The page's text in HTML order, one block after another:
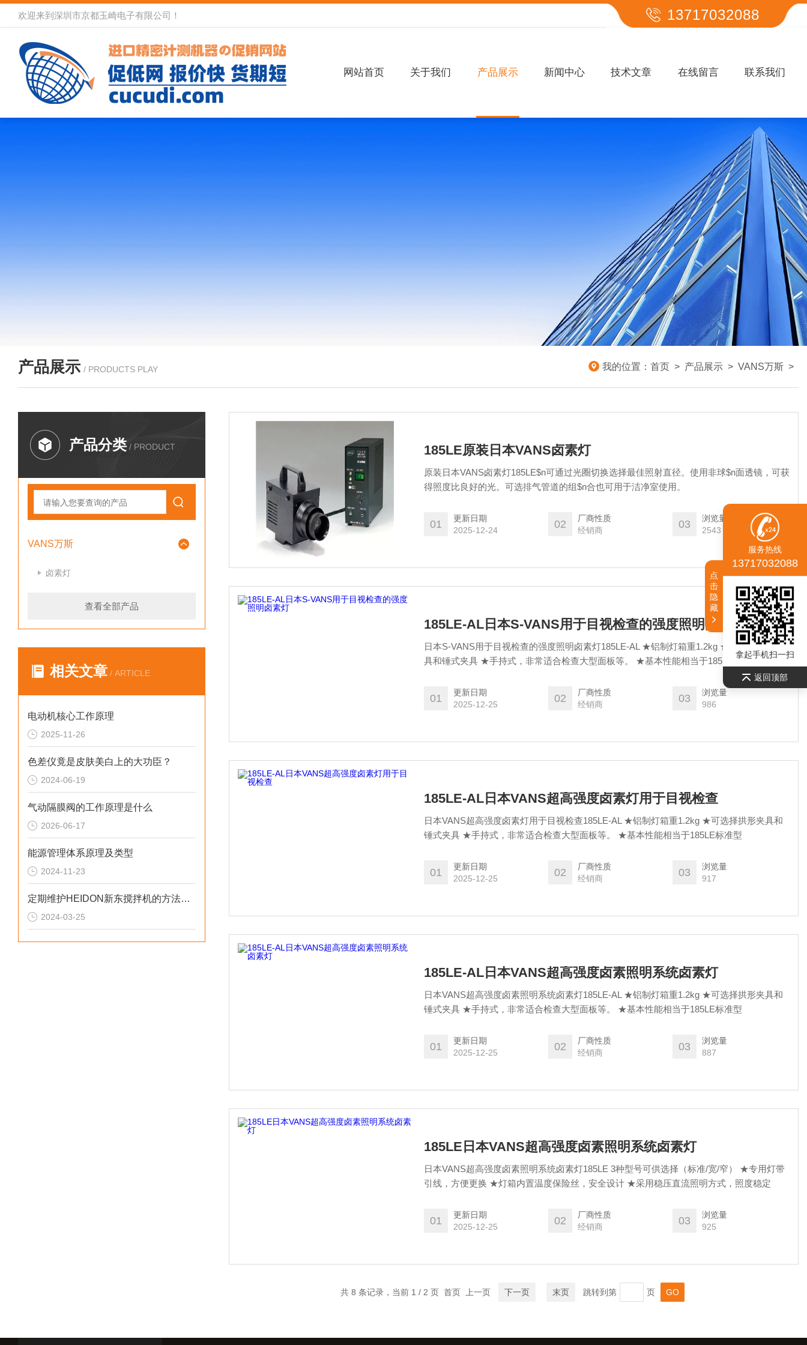
欢迎来到深圳市京都玉崎电子有限公司！ 13717032088
网站首页 关于我们 产品展示 新闻中心 技术文章 在线留言 联系我们
产品展示 / PRODUCTS PLAY 我的位置： 首页 > 产品展示 > VANS万斯 >
产品分类 / PRODUCT
VANS万斯
卤素灯
查看全部产品
相关文章 / ARTICLE
电动机核心工作原理
2025-11-26
色差仪竟是皮肤美白上的大功臣？
2024-06-19
气动隔膜阀的工作原理是什么
2026-06-17
能源管理体系原理及类型
2024-11-23
定期维护HEIDON新东搅拌机的方法详细说明
2024-03-25
185LE原装日本VANS卤素灯
原装日本VANS卤素灯185LE$n可通过光圈切换选择最佳照射直径。使用非球$n面透镜，可获
得照度比良好的光。可选排气管道的组$n合也可用于洁净室使用。
01
更新日期
2025-12-24
02
厂商性质
经销商
03
浏览量
2543
185LE-AL日本S-VANS用于目视检查的强度照明卤素灯
日本S-VANS用于目视检查的强度照明卤素灯185LE-AL ★铝制灯箱重1.2kg ★可选择拱形夹
具和锤式夹具 ★手持式，非常适合检查大型面板等。 ★基本性能相当于185LE标准型
01
更新日期
2025-12-25
02
厂商性质
经销商
03
浏览量
986
185LE-AL日本VANS超高强度卤素灯用于目视检查
日本VANS超高强度卤素灯用于目视检查185LE-AL ★铝制灯箱重1.2kg ★可选择拱形夹具和
锤式夹具 ★手持式，非常适合检查大型面板等。 ★基本性能相当于185LE标准型
01
更新日期
2025-12-25
02
厂商性质
经销商
03
浏览量
917
185LE-AL日本VANS超高强度卤素照明系统卤素灯
日本VANS超高强度卤素照明系统卤素灯185LE-AL ★铝制灯箱重1.2kg ★可选择拱形夹具和
锤式夹具 ★手持式，非常适合检查大型面板等。 ★基本性能相当于185LE标准型
01
更新日期
2025-12-25
02
厂商性质
经销商
03
浏览量
887
185LE日本VANS超高强度卤素照明系统卤素灯
日本VANS超高强度卤素照明系统卤素灯185LE 3种型号可供选择（标准/宽/窄） ★专用灯带
引线，方便更换 ★灯箱内置温度保险丝，安全设计 ★采用稳压直流照明方式，照度稳定
01
更新日期
2025-12-25
02
厂商性质
经销商
03
浏览量
925
共 8 条记录，当前 1 / 2 页 首页 上一页 下一页 末页 跳转到第 页
服务热线
13717032088
拿起手机扫一扫
返回顶部
点
击
隐
藏